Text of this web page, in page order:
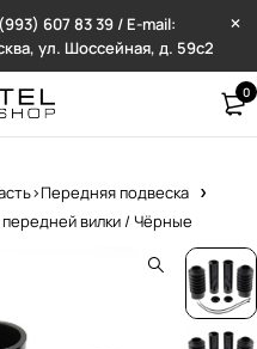
607 83 39 / E-mail:
ул. Шоссейная, д. 59с2
0
подвеска
вилки / Чёрные